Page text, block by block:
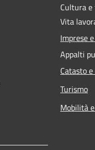
Cultura
Vita
Imprese
Appalti
Catasto
Turismo
Mobilità